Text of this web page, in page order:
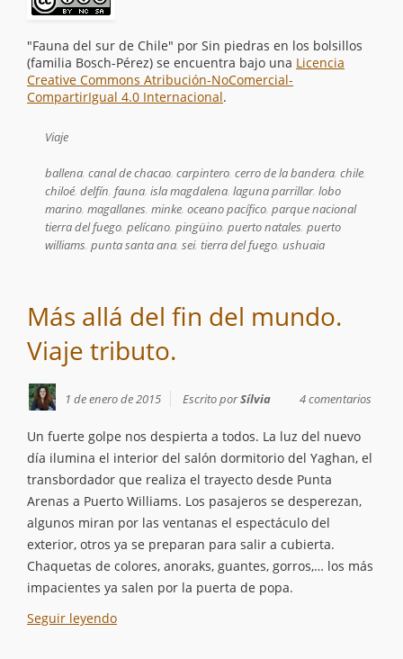
"Fauna del sur de Chile" por Sin piedras en los bolsillos
(familia Bosch-Pérez) se encuentra bajo una Licencia
Creative Commons Atribución-NoComercial-
CompartirIgual 4.0 Internacional.
Viaje
ballena, canal de chacao, carpintero, cerro de la bandera, chile,
chiloé, delfín, fauna, isla magdalena, laguna parrillar, lobo
marino, magallanes, minke, oceano pacífico, parque nacional
tierra del fuego, pelícano, pingüino, puerto natales, puerto
williams, punta santa ana, sei, tierra del fuego, ushuaia
Más allá del fin del mundo.
Viaje tributo.
1 de enero de 2015 4 comentarios
Escrito porSílvia
Un fuerte golpe nos despierta a todos. La luz del nuevo
día ilumina el interior del salón dormitorio del Yaghan, el
transbordador que realiza el trayecto desde Punta
Arenas a Puerto Williams. Los pasajeros se desperezan,
algunos miran por las ventanas el espectáculo del
exterior, otros ya se preparan para salir a cubierta.
Chaquetas de colores, anoraks, guantes, gorros,… los más
impacientes ya salen por la puerta de popa.
Seguir leyendo